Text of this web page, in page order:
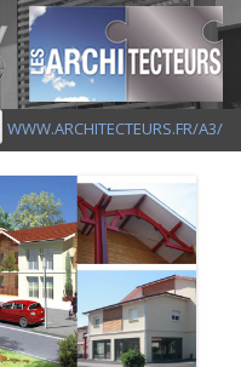
WWW.ARCHITECTEURS.FR/A3/
Aller au contenu principal